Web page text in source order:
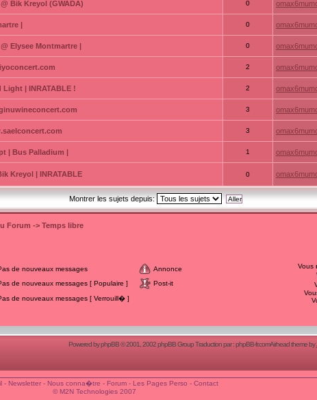
Bik Kreyol (GWADA) 0
| 0
Elysee Montmartre | 0
2
Light | INRATABLE ! 2
3
3
| Bus Palladium | 1
Kreyol | INRATABLE 0
Montrer les sujets depuis:
Forum -> Temps libre
de nouveaux messages
Annonce
de nouveaux messages [ Populaire ]
Post-it
de nouveaux messages [ Verrouill� ]
Vous
Powered byphpBB© 2001, 2002 phpBB Group Traduction par :phpBB-fr.comAirhead theme by
- Newsletter- Nous conna�tre - Forum- Les Pages Perso - Contact
© M2N Technologies 2007